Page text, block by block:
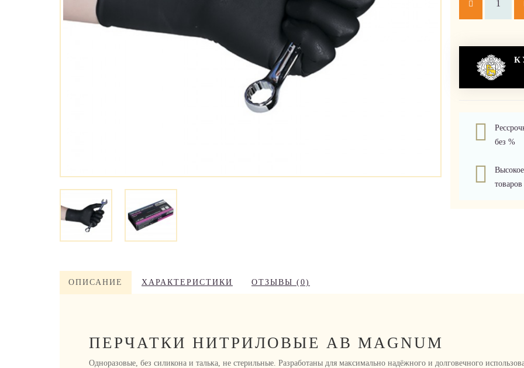
без %
ОПИСАНИЕ ХАРАКТЕРИСТИКИ ОТЗЫВЫ (0)
ПЕРЧАТКИ НИТРИЛОВЫЕ AB MAGNUM
Одноразовые, без силикона и талька, не стерильные. Разработаны для максимально надёжного и долговечного